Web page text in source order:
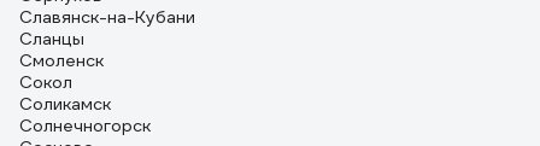
Славянск-на-Кубани
Сланцы
Смоленск
Сокол
Соликамск
Солнечногорск